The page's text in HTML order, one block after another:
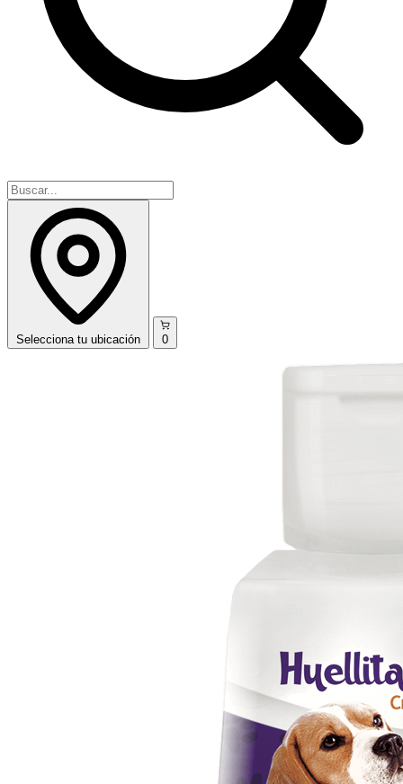
Selecciona tu ubicación 0